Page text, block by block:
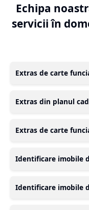
Echipa
servicii în
Extras de carte
Extras din planul
Extras de carte
Identificare imobile
Identificare imobile